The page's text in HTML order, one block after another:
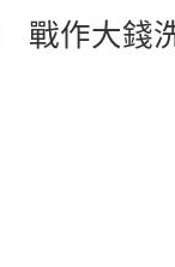
戰作大錢